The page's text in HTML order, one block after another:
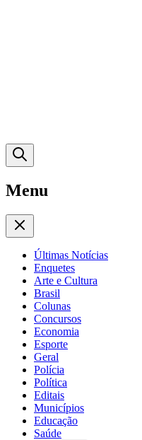
Menu
Últimas Notícias
Enquetes
Arte e Cultura
Brasil
Colunas
Concursos
Economia
Esporte
Geral
Polícia
Política
Editais
Municípios
Educação
Saúde